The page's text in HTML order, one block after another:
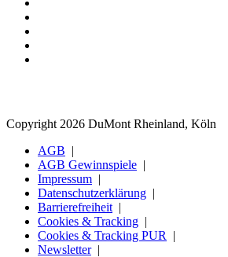
Copyright 2026 DuMont Rheinland, Köln
AGB
AGB Gewinnspiele
Impressum
Datenschutzerklärung
Barrierefreiheit
Cookies & Tracking
Cookies & Tracking PUR
Newsletter